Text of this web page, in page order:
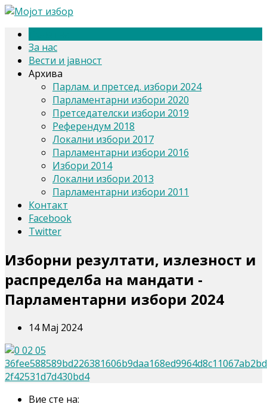
За нас
Вести и јавност
Архива
Парлам. и претсед. избори 2024
Парламентарни избори 2020
Претседателски избори 2019
Референдум 2018
Локални избори 2017
Парламентарни избори 2016
Избори 2014
Локални избори 2013
Парламентарни избори 2011
Контакт
Facebook
Twitter
Изборни резултати, излезност и
распределба на мандати -
Парламентарни избори 2024
14 Мај 2024
Вие сте на: